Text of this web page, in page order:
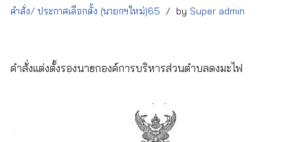
คำสั่ง/ ประกาศเลือกตั้ง (นายกฯใหม่)65 by Super admin
คำสั่งแต่งตั้งรองนายกองค์การบริหารส่วนตำบลดงมะไฟ